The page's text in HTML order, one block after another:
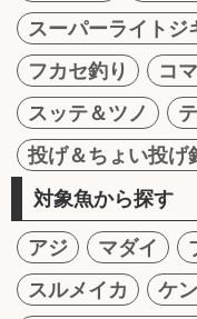
スーパーライトジ
フカセ釣り
コ
スッテ＆ツノ
投げ＆ちょい投げ
対象魚から探す
アジ マダイ
スルメイカ
ケ